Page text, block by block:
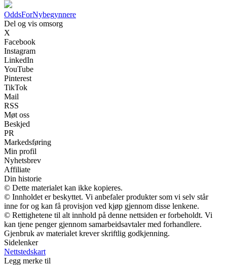
OddsForNybegynnere
Del og vis omsorg
X
Facebook
Instagram
LinkedIn
YouTube
Pinterest
TikTok
Mail
RSS
Møt oss
Beskjed
PR
Markedsføring
Min profil
Nyhetsbrev
Affiliate
Din historie
© Dette materialet kan ikke kopieres.
© Innholdet er beskyttet. Vi anbefaler produkter som vi selv står
inne for og kan få provisjon ved kjøp gjennom disse lenkene.
© Rettighetene til alt innhold på denne nettsiden er forbeholdt. Vi
kan tjene penger gjennom samarbeidsavtaler med forhandlere.
Gjenbruk av materialet krever skriftlig godkjenning.
Sidelenker
Nettstedskart
Legg merke til